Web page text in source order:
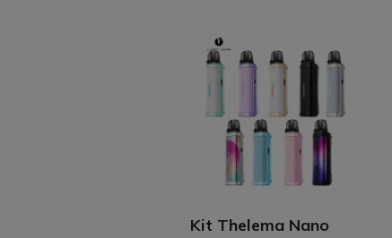
Kit Thelema Nano